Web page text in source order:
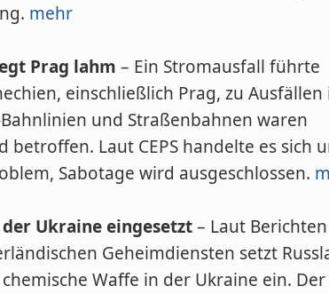
mehr
Prag lahm – Ein Stromausfall führte
einschließlich Prag, zu Ausfällen
und Straßenbahnen waren
betroffen. Laut CEPS handelte es sich
Sabotage wird ausgeschlossen.
Ukraine eingesetzt– Laut
Geheimdiensten setzt
Waffe in der Ukraine ein. Der